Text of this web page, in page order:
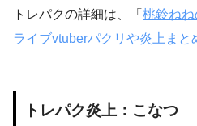
トレパクの詳細は、「 桃鈴ね
ライブvtuberパクリや炎上まと
トレパク炎上：こなつ